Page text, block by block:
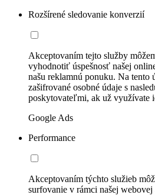
Rozšírené sledovanie konverzií
Akceptovaním tejto služby
vyhodnotiť úspešnosť našej
našu reklamnú ponuku. Na tento
zašifrované osobné údaje s
poskytovateľmi, ak už využívate
Google Ads
Performance
Akceptovaním týchto služieb
surfovanie v rámci našej